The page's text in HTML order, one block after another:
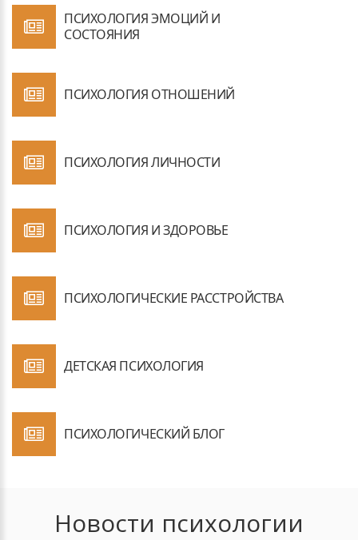
ПСИХОЛОГИЯ ЭМОЦИЙ И
СОСТОЯНИЯ
ПСИХОЛОГИЯ ОТНОШЕНИЙ
ПСИХОЛОГИЯ ЛИЧНОСТИ
ПСИХОЛОГИЯ И ЗДОРОВЬЕ
ПСИХОЛОГИЧЕСКИЕ РАССТРОЙСТВА
ДЕТСКАЯ ПСИХОЛОГИЯ
ПСИХОЛОГИЧЕСКИЙ БЛОГ
Новости психологии